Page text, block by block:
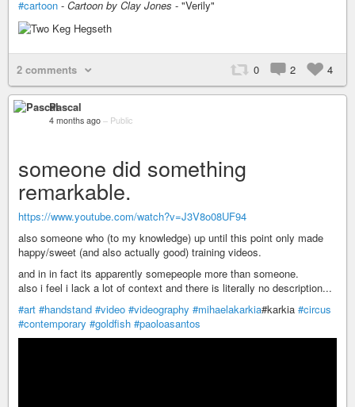
#cartoon - Cartoon by Clay Jones - "Verily"
2 comments 0 2 4
Pascal
4 months ago – Public
someone did something
remarkable.
https://www.youtube.com/watch?v=J3V8o08UF94
also someone who (to my knowledge) up until this point only made
happy/sweet (and also actually good) training videos.
and in in fact its apparently somepeople more than someone.
also i feel i lack a lot of context and there is literally no description...
#art #handstand #video #videography #mihaelakarkia#karkia #circus
#contemporary #goldfish #paoloasantos